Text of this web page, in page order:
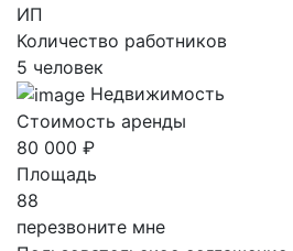
ИП
Количество работников
5 человек
Недвижимость
Стоимость аренды
80 000 ₽
Площадь
88
перезвоните мне